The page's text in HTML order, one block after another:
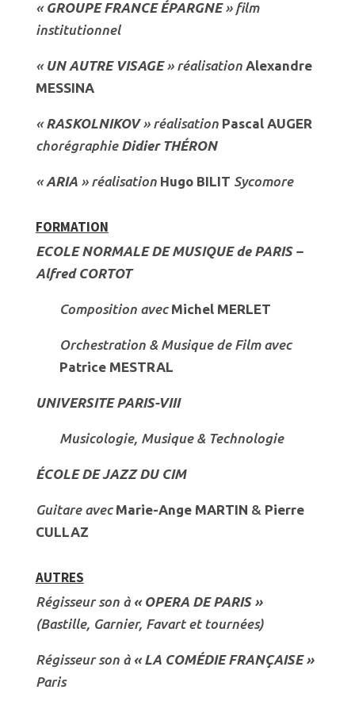
« GROUPE FRANCE ÉPARGNE» film
institutionnel
« UN AUTRE VISAGE» réalisation Alexandre
MESSINA
«RASKOLNIKOV» réalisation Pascal AUGER
chorégraphie Didier THÉRON
«ARIA» réalisation Hugo BILIT Sycomore
FORMATION
ECOLE NORMALE DE MUSIQUE de PARIS –
Alfred CORTOT
Composition avec Michel MERLET
Orchestration & Musique de Film avec
Patrice MESTRAL
UNIVERSITE PARIS-VIII
Musicologie, Musique & Technologie
ÉCOLE DE JAZZ DU CIM
Guitare avec Marie-Ange MARTIN & Pierre
CULLAZ
AUTRES
Régisseur son à « OPERA DE PARIS »
(Bastille, Garnier, Favart et tournées)
Régisseur son à « LA COMÉDIE FRANÇAISE »
Paris